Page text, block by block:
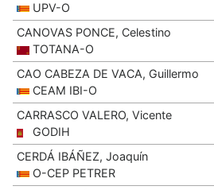
UPV-O
CANOVAS PONCE, Celestino
TOTANA-O
CAO CABEZA DE VACA, Guillermo
CEAM IBI-O
CARRASCO VALERO, Vicente
GODIH
CERDÁ IBÁÑEZ, Joaquín
O-CEP PETRER